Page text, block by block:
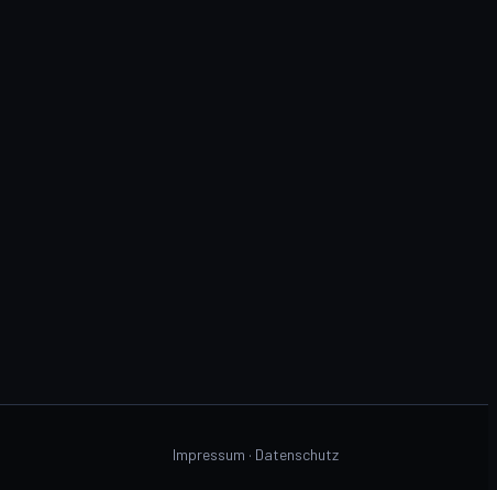
Impressum · Datenschutz